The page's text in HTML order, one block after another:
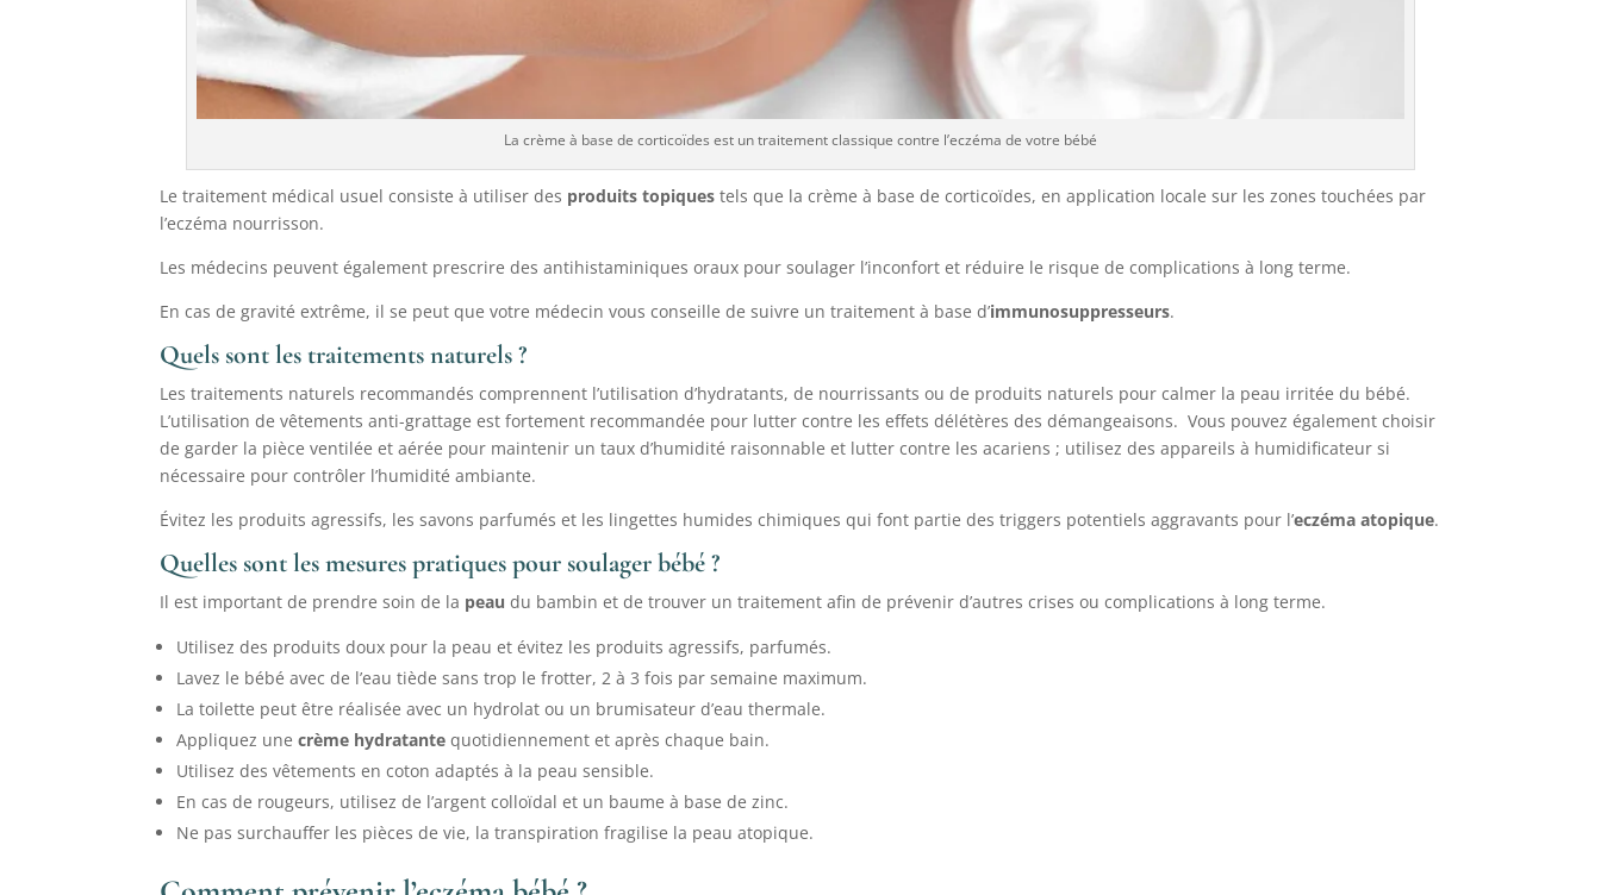
La crème à base de corticoïdes est un traitement classique contre l’eczéma de votre bébé
Le traitement médical usuel consiste à utiliser des produits topiques tels que la crème à base de corticoïdes, en application locale sur les zones touchées par
l’eczéma nourrisson.
Les médecins peuvent également prescrire des antihistaminiques oraux pour soulager l’inconfort et réduire le risque de complications à long terme.
En cas de gravité extrême, il se peut que votre médecin vous conseille de suivre un traitement à base d’immunosuppresseurs.
Quels sont les traitements naturels ?
Les traitements naturels recommandés comprennent l’utilisation d’hydratants, de nourrissants ou de produits naturels pour calmer la peau irritée du bébé.
L’utilisation de vêtements anti-grattage est fortement recommandée pour lutter contre les effets délétères des démangeaisons. Vous pouvez également choisir
de garder la pièce ventilée et aérée pour maintenir un taux d’humidité raisonnable et lutter contre les acariens ; utilisez des appareils à humidificateur si
nécessaire pour contrôler l’humidité ambiante.
Évitez les produits agressifs, les savons parfumés et les lingettes humides chimiques qui font partie des triggers potentiels aggravants pour l’eczéma atopique.
Quelles sont les mesures pratiques pour soulager bébé ?
Il est important de prendre soin de la peau du bambin et de trouver un traitement afin de prévenir d’autres crises ou complications à long terme.
Utilisez des produits doux pour la peau et évitez les produits agressifs, parfumés.
Lavez le bébé avec de l’eau tiède sans trop le frotter, 2 à 3 fois par semaine maximum.
La toilette peut être réalisée avec un hydrolat ou un brumisateur d’eau thermale.
Appliquez unecrème hydratante quotidiennement et après chaque bain.
Utilisez des vêtements en coton adaptés à la peau sensible.
En cas de rougeurs, utilisez de l’argent colloïdal et un baume à base de zinc.
Ne pas surchauffer les pièces de vie, la transpiration fragilise la peau atopique.